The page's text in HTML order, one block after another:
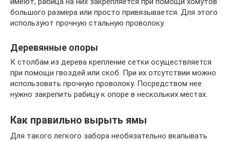
большого размера или просто привязывается. Для этого
используют прочную стальную проволоку.
Деревянные опоры
К столбам из дерева крепление сетки осуществляется
при помощи гвоздей или скоб. При их отсутствии можно
использовать прочную проволоку. Посредством нее
нужно закрепить рабицу к опоре в нескольких местах.
Как правильно вырыть ямы
Для такого легкого забора необязательно вкапывать